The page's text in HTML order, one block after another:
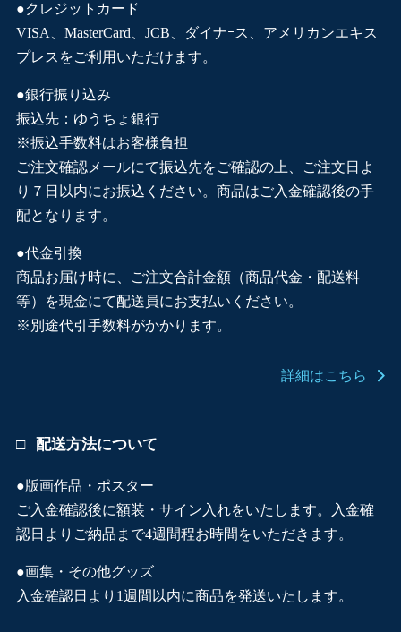
●クレジットカード
VISA、MasterCard、JCB、ダイナｰス、アメリカンエキス
プレスをご利用いただけます。
●銀行振り込み
振込先：ゆうちょ銀行
※振込手数料はお客様負担
ご注文確認メールにて振込先をご確認の上、ご注文日よ
り７日以内にお振込ください。商品はご入金確認後の手
配となります。
●代金引換
商品お届け時に、ご注文合計金額（商品代金・配送料
等）を現金にて配送員にお支払いください。
※別途代引手数料がかかります。
詳細はこちら
配送方法について
●版画作品・ポスター
ご入金確認後に額装・サイン入れをいたします。入金確
認日よりご納品まで4週間程お時間をいただきます。
●画集・その他グッズ
入金確認日より1週間以内に商品を発送いたします。